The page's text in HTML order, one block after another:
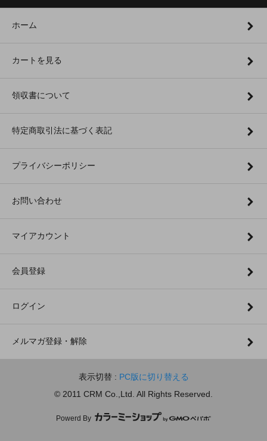
ホーム
カートを見る
領収書について
特定商取引法に基づく表記
プライバシーポリシー
お問い合わせ
マイアカウント
会員登録
ログイン
メルマガ登録・解除
表示切替 : PC版に切り替える
© 2011 CRM Co.,Ltd. All Rights Reserved.
Powerd By